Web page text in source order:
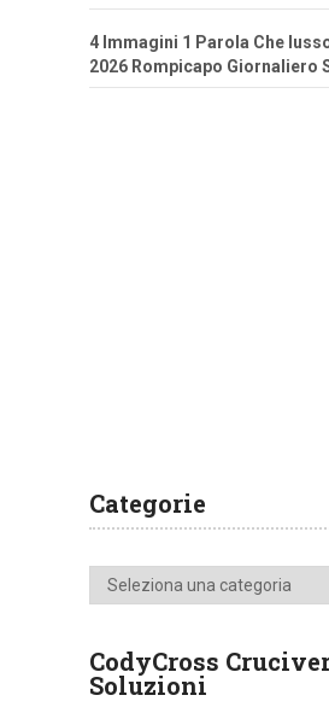
4 Immagini 1 Parola Che
2026 Rompicapo Giornaliero
Categorie
Categorie
CodyCross
Soluzioni